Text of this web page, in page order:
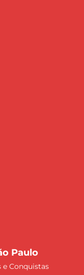
Paulo
e Conquistas